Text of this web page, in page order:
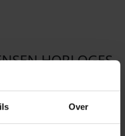
Over
HORLOGES
€269,00
JACOB JENSEN 178
TIMELESS NORDIC
DAME…